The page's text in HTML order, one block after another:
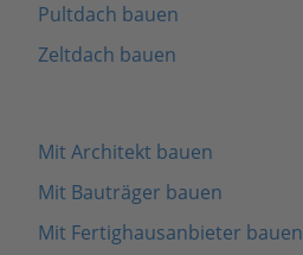
Pultdach bauen
Zeltdach bauen
Mit Architekt bauen
Mit Bauträger bauen
Mit Fertighausanbieter bauen